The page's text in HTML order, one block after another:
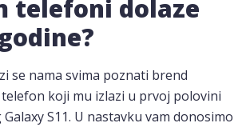
telefoni dolaze
se nama svima poznati brend
koji mu izlazi u prvoj polovini
Galaxy S11. U nastavku vam donosimo